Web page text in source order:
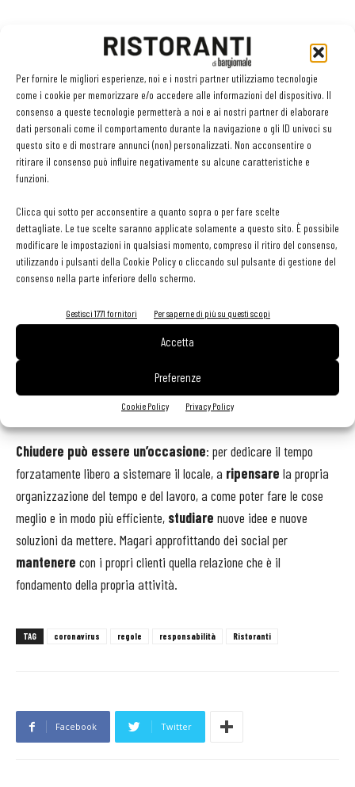
Per fornire le migliori esperienze, noi e i nostri partner utilizziamo tecnologie
come i cookie per memorizzare e/o accedere alle informazioni del dispositivo. Il
consenso a queste tecnologie permetterà a noi e ai nostri partner di elaborare
dati personali come il comportamento durante la navigazione o gli ID univoci su
questo sito e di mostrare annunci (non) personalizzati. Non acconsentire o
ritirare il consenso può influire negativamente su alcune caratteristiche e
funzioni.
Clicca qui sotto per acconsentire a quanto sopra o per fare scelte
dettagliate. Le tue scelte saranno applicate solamente a questo sito. È possibile
modificare le impostazioni in qualsiasi momento, compreso il ritiro del consenso,
utilizzando i pulsanti della Cookie Policy o cliccando sul pulsante di gestione del
consenso nella parte inferiore dello schermo.
Gestisci 1771 fornitori Per saperne di più su questi scopi
Accetta
Preferenze
Cookie Policy Privacy Policy
La Fipe fa bene a sottolineare come sia il momento della
responsabilità per tutti, imprenditori e cittadini. Una
responsabilità difficile, dalle conseguenze traumatiche per
migliaia di imprenditori e di lavoratori. Un sacrificio pesantissimo,
per il quale ha chiesto una serie dimisure di sostegno
Di fronte a questo scenario, come comportarsi? La questione non è
tanto arrendersi o non arrendersi. Ma
stessi, il proprio locale, la propria clientela. Il locale ha gli
spazi sufficienti per garantire il mantenimento della distanza di
sicurezza? I clienti sono in grado di mantenerla? Vale la pena
rischiare la chiusura per non aver rispettato i limiti, senza contare
Restare aperti significa prima di tutto essere certi di
saper essere rigorosi del rispetto delle regole. Proprio
per il rispetto a quella comunità che è il proprio tesoro da
Chiudere può essere un’occasione: per dedicare il tempo
forzatamente libero a sistemare il locale, a ripensare la propria
organizzazione del tempo e del lavoro, a come poter fare le cose
meglio e in modo più efficiente, studiare nuove idee e nuove
soluzioni da mettere. Magari approfittando dei social per
mantenere con i propri clienti quella relazione che è il
fondamento della propria attività.
TAG coronavirus regole responsabilità Ristoranti
Facebook Twitter